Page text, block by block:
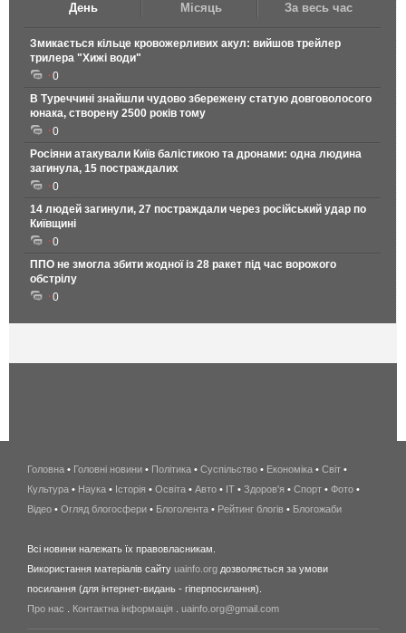
День Місяць За весь час
Змикається кільце кровожерливих акул: вийшов трейлер
трилера "Хижі води"
0
В Туреччині знайшли чудово збережену статую довговолосого
юнака, створену 2500 років тому
0
Росіяни атакували Київ балістикою та дронами: одна людина
загинула, 15 постраждалих
0
14 людей загинули, 27 постраждали через російський удар по
Київщині
0
ППО не змогла збити жодної із 28 ракет під час ворожого
обстрілу
0
беспроводной
интернет
киев
wimax
в
Головна • Головні новини • Політика • Суспільство • Економіка • Світ •
Культура • Наука • Історія • Освіта • Авто • IT • Здоров'я • Спорт • Фото •
Відео • Огляд блогосфери • Блоголента • Рейтинг блогів • Блогожаби
Всі новини належать їх правовласникам.
Використання матеріалів сайту uainfo.org дозволяється за умови
посилання (для інтернет-видань - гіперпосилання).
Про нас
Контактна інформація uainfo.org@gmail.com